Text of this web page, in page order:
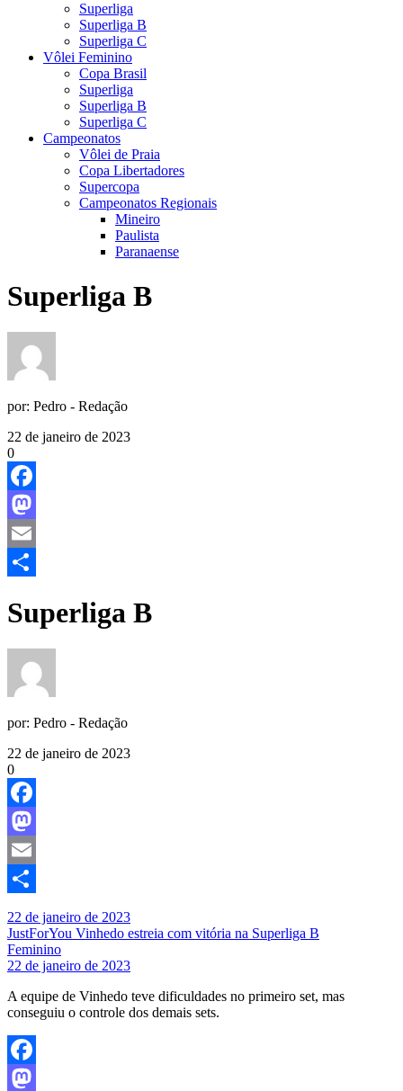
Superliga
Superliga B
Superliga C
Vôlei Feminino
Copa Brasil
Superliga
Superliga B
Superliga C
Campeonatos
Vôlei de Praia
Copa Libertadores
Supercopa
Campeonatos Regionais
Mineiro
Paulista
Paranaense
Superliga B
por: Pedro - Redação
22 de janeiro de 2023
0
Facebook
Mastodon
Email
Superliga B
por: Pedro - Redação
22 de janeiro de 2023
0
Facebook
Mastodon
Email
22 de janeiro de 2023
JustForYou Vinhedo estreia com vitória na Superliga B
Feminino
22 de janeiro de 2023
A equipe de Vinhedo teve dificuldades no primeiro set, mas
conseguiu o controle dos demais sets.
Facebook